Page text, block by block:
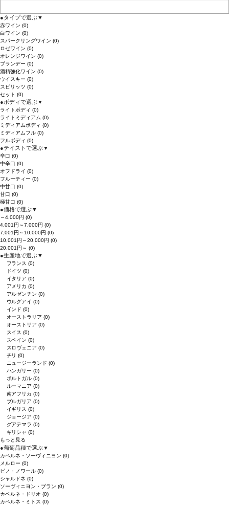
●タイプで選ぶ▼
赤ワイン (0)
白ワイン (0)
スパークリングワイン (0)
ロゼワイン (0)
オレンジワイン (0)
ブランデー (0)
酒精強化ワイン (0)
ウイスキー (0)
スピリッツ (0)
セット (0)
●ボディで選ぶ▼
ライトボディ (0)
ライトミディアム (0)
ミディアムボディ (0)
ミディアムフル (0)
フルボディ (0)
●テイストで選ぶ▼
辛口 (0)
中辛口 (0)
オフドライ (0)
フルーティー (0)
中甘口 (0)
甘口 (0)
極甘口 (0)
●価格で選ぶ▼
～4,000円 (0)
4,001円～7,000円 (0)
7,001円～10,000円 (0)
10,001円～20,000円 (0)
20,001円～ (0)
●生産地で選ぶ▼
フランス(0)
ドイツ(0)
イタリア(0)
アメリカ(0)
アルゼンチン(0)
ウルグアイ(0)
インド(0)
オーストラリア(0)
オーストリア(0)
スイス(0)
スペイン(0)
スロヴェニア(0)
チリ(0)
ニュージーランド(0)
ハンガリー(0)
ポルトガル(0)
ルーマニア(0)
南アフリカ(0)
ブルガリア(0)
イギリス(0)
ジョージア(0)
グアテマラ(0)
ギリシャ(0)
もっと見る
●葡萄品種で選ぶ▼
カベルネ・ソーヴィニヨン (0)
メルロー (0)
ピノ・ノワール (0)
シャルドネ (0)
ソーヴィニヨン・ブラン (0)
カベルネ・ドリオ (0)
カベルネ・ミトス (0)